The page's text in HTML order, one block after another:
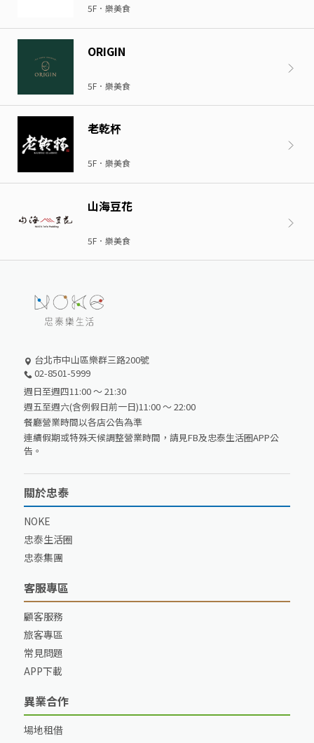
5F．樂美食
ORIGIN
5F．樂美食
老乾杯
5F．樂美食
山海豆花
5F．樂美食
台北市中山區樂群三路200號
02-8501-5999
週日至週四11:00 ～ 21:30
週五至週六(含例假日前一日)11:00 ～ 22:00
餐廳營業時間以各店公告為準
連續假期或特殊天候調整營業時間，請見FB及忠泰生活圈APP公
告。
關於忠泰
NOKE
忠泰生活圈
忠泰集團
客服專區
顧客服務
旅客專區
常見問題
APP下載
異業合作
場地租借